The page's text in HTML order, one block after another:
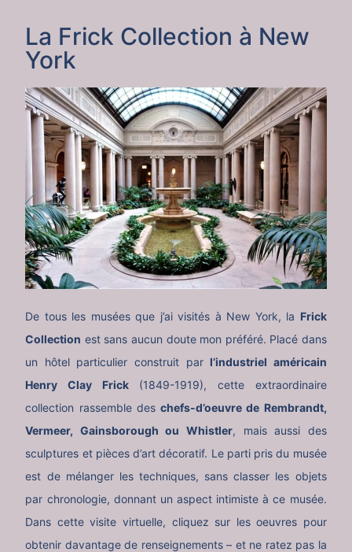
La Frick Collection à New
York
De tous les musées que j’ai visités à New York, la Frick
Collection est sans aucun doute mon préféré. Placé dans
un hôtel particulier construit parl’industriel américain
Henry Clay Frick(1849-1919), cette extraordinaire
collection rassemble deschefs-d’oeuvre de Rembrandt,
Vermeer, Gainsborough ou Whistler, mais aussi des
sculptures et pièces d’art décoratif. Le parti pris du musée
est de mélanger les techniques, sans classer les objets
par chronologie, donnant un aspect intimiste à ce musée.
Dans cette visite virtuelle, cliquez sur les oeuvres pour
obtenir davantage de renseignements – et ne ratez pas la